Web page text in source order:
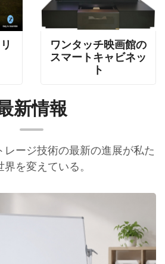
ワンタッチ映画館の
スマートキャビネッ
ト
新情報
レージ技術の最新の進展が私た
界を変えている。